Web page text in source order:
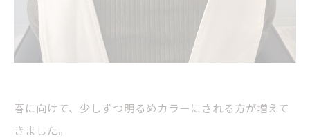
春に向けて、少しずつ明るめカラーにされる方が増えて
きました。